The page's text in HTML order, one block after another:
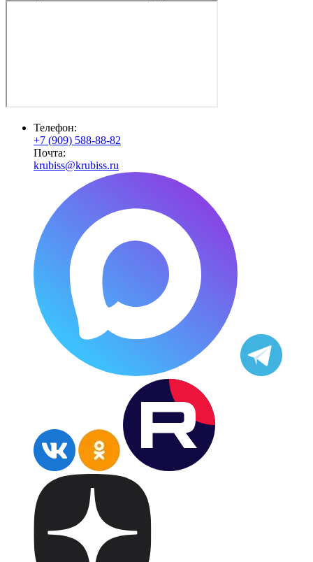
Телефон:
+7 (909) 588-88-82
Почта:
krubiss@krubiss.ru